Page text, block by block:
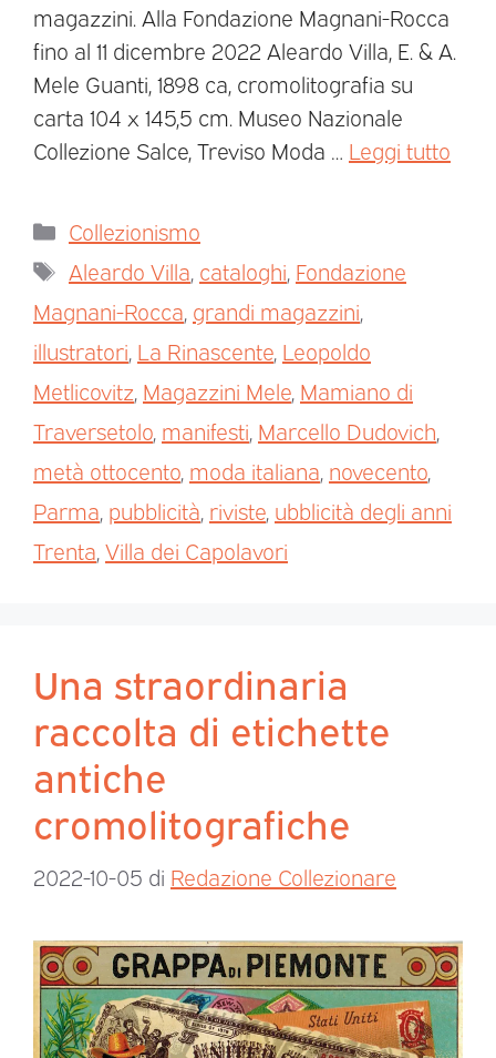
magazzini. Alla Fondazione Magnani-Rocca
fino al 11 dicembre 2022 Aleardo Villa, E. & A.
Mele Guanti, 1898 ca, cromolitografia su
carta 104 x 145,5 cm. Museo Nazionale
Collezione Salce, Treviso Moda … Leggi tutto
Collezionismo
Aleardo Villa cataloghi Fondazione
Magnani-Rocca grandi magazzini
illustratori La Rinascente Leopoldo
Metlicovitz Magazzini Mele Mamiano di
Traversetolo manifesti Marcello Dudovich
metà ottocento moda italiana novecento
Parma pubblicità riviste ubblicità degli anni
Trenta Villa dei Capolavori
Una straordinaria
raccolta di etichette
antiche
cromolitografiche
2022-10-05 di Redazione Collezionare